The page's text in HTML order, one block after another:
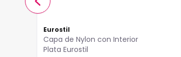
Eurostil
Capa de Nylon con Interior
Plata Eurostil